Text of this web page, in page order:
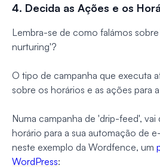
4. Decida as Ações e os
Lembra-se de como falámos
nurturing'?
O tipo de campanha que executa
sobre os horários e as ações para
Numa campanha de 'drip-feed', vai
horário para a sua automação de
neste exemplo da Wordfence, um
WordPress: